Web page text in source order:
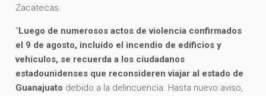
Zacatecas.
“Luego de numerosos actos de violencia confirmados
el 9 de agosto, incluido el incendio de edificios y
vehículos, se recuerda a los ciudadanos
estadounidenses que reconsideren viajar al estado de
Guanajuato debido a la delincuencia. Hasta nuevo aviso,